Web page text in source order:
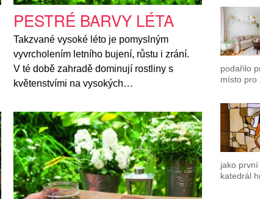
PESTRÉ BARVY LÉTA
Takzvané vysoké léto je pomyslným
vyvrcholením letního bujení, růstu i zrání.
V té době zahradě dominují rostliny s
květenstvími na vysokých…
podařilo
místo pro
jako
katedrál